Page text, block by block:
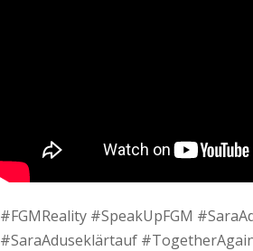
#FGMReality #SpeakUpFGM
#SaraAduseklärtauf